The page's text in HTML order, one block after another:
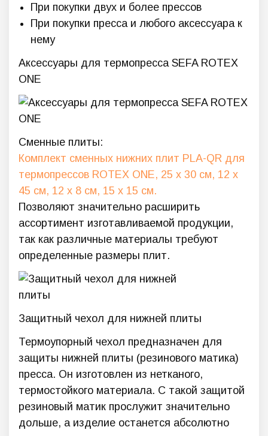
При покупки двух и более прессов
При покупки пресса и любого аксессуара к
нему
Аксессуары для термопресса SEFA ROTEX
ONE
Сменные плиты:
Комплект сменных нижних плит PLA-QR для
термопрессов ROTEX ONE, 25 х 30 см, 12 х
45 см, 12 х 8 см, 15 х 15 см.
Позволяют значительно расширить
ассортимент изготавливаемой продукции,
так как различные материалы требуют
определенные размеры плит.
Защитный чехол для нижней плиты
Термоупорный чехол предназначен для
защиты нижней плиты (резинового матика)
пресса. Он изготовлен из нетканого,
термостойкого материала. С такой защитой
резиновый матик прослужит значительно
дольше, а изделие останется абсолютно